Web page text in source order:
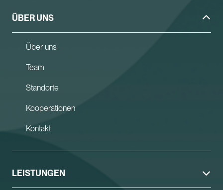
ÜBER UNS
Über uns
Team
Standorte
Kooperationen
Kontakt
LEISTUNGEN